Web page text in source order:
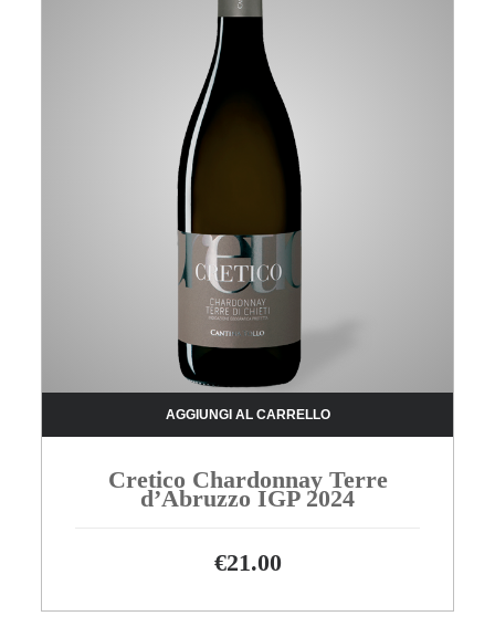
AGGIUNGI AL CARRELLO
Cretico Chardonnay Terre
d’Abruzzo IGP 2024
€21.00